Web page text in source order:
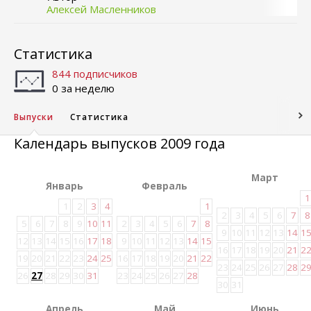
Алексей Масленников
Статистика
844 подписчиков
0 за неделю
Выпуски Статистика
Календарь выпусков 2009 года
Январь
1
2 3
4
5
6 7 8 9 10 11
12 13 14 15 16 17 18
19 20 21 22 23 24 25
26 27 28 29 30 31
Февраль
1
2
3 4 5 6 7
8
9 10 11 12 13 14 15
16 17 18 19 20 21 22
23 24 25 26 27 28
Март
1
2
3 4 5 6 7
8
9 10 11 12 13 14 15
16 17 18 19 20 21 22
23 24 25 26 27 28 29
30 31